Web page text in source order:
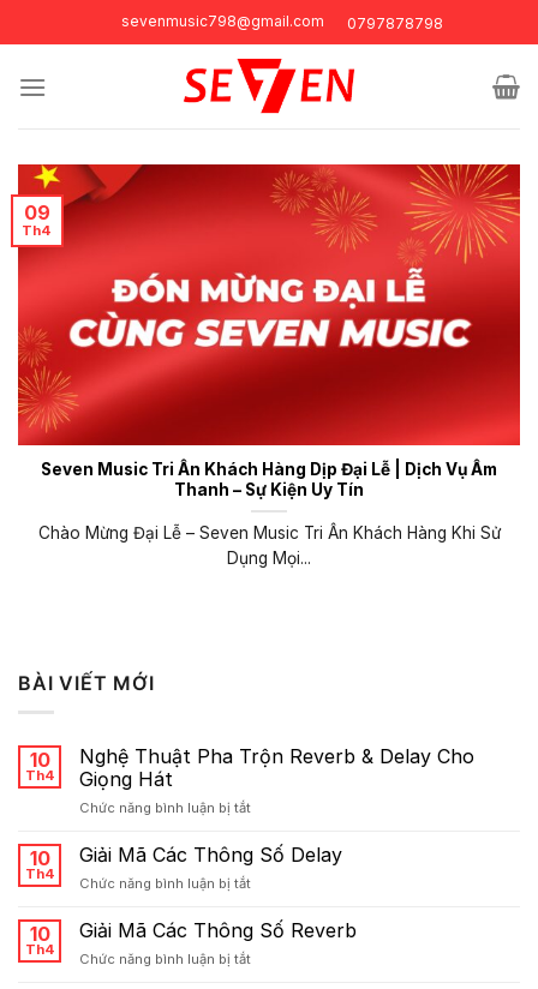
to
content
sevenmusic798@gmail.com 0797878798
Seven Music Tri Ân Khách Hàng Dịp Đại Lễ | Dịch Vụ Âm
Thanh – Sự Kiện Uy Tín
Chào Mừng Đại Lễ – Seven Music Tri Ân Khách Hàng Khi Sử
Dụng Mọi...
09
Th4
BÀI VIẾT MỚI
10
Th4
Nghệ Thuật Pha Trộn Reverb & Delay Cho
Giọng Hát
Chức năng bình luận bị tắtở
Thuật
Pha
Trộn
&
10
Th4
Giải Mã Các Thông Số Delay
Chức năng bình luận bị tắtở
Mã
Các
Thông
10
Th4
Giải Mã Các Thông Số Reverb
Chức năng bình luận bị tắtở